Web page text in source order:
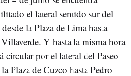
el lateral sentido sur del
la Plaza de Lima hasta
Y hasta la misma hora
circular por el lateral del Paseo
Plaza de Cuzco hasta Pedro